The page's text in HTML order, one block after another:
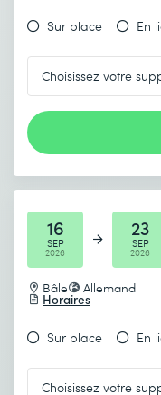
Sur place En
16
SEP
2026
23
SEP
2026
Bâle Allemand
Horaires
Sur place En